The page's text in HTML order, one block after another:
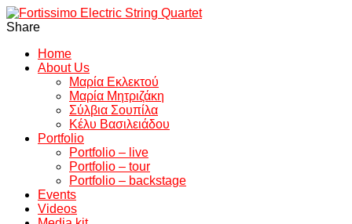
Share
Home
About Us
Μαρία Εκλεκτού
Μαρία Μητριζάκη
Σύλβια Σουπίλα
Κέλυ Βασιλειάδου
Portfolio
Portfolio – live
Portfolio – tour
Portfolio – backstage
Events
Videos